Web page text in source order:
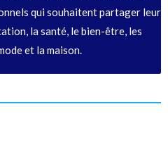
qui souhaitent partager leur
la santé, le bien-être, les
et la maison.